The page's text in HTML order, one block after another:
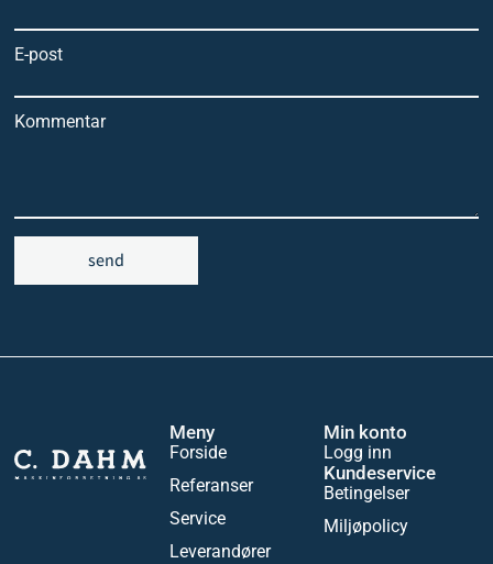
E-post
Kommentar
send
Meny
Forside
Referanser
Service
Leverandører
Min konto
Logg inn
Kundeservice
Betingelser
Miljøpolicy